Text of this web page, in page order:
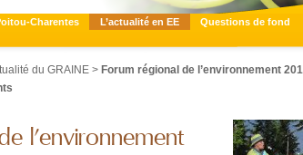
Charentes L’actualité en EE Questions de fond
du GRAINE > Forum régional de l’environnement
l’environnement